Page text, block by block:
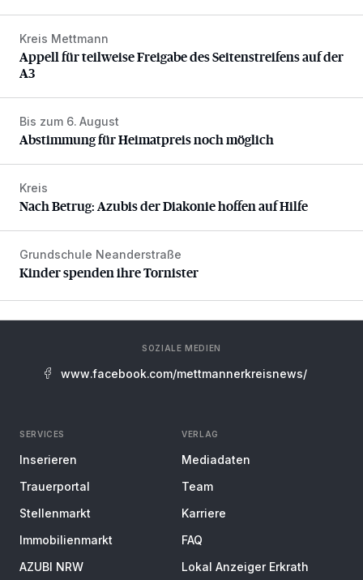
Appell für teilweise Freigabe des Seitenstreifens auf der A3
Kreis Mettmann
Appell für teilweise Freigabe des Seitenstreifens auf der
A3
Abstimmung für Heimatpreis noch möglich
Bis zum 6. August
Abstimmung für Heimatpreis noch möglich
Nach Betrug: Azubis der Diakonie hoffen auf Hilfe
Kreis
Nach Betrug: Azubis der Diakonie hoffen auf Hilfe
Kinder spenden ihre Tornister
Grundschule Neanderstraße
Kinder spenden ihre Tornister
SOZIALE MEDIEN
www.facebook.com/mettmannerkreisnews/
SERVICES
Inserieren
Trauerportal
Stellenmarkt
Immobilienmarkt
AZUBI NRW
VERLAG
Mediadaten
Team
Karriere
FAQ
Lokal Anzeiger Erkrath